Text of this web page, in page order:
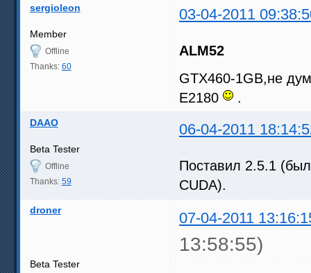
sergioleon 03-04-2011
Member
Offline
Thanks: 60
ALM52
GTX460-1GB,не
E2180
.
DAAO 06-04-2011
Beta Tester
Offline
Thanks: 59
Поставил 2.5.1
CUDA).
droner 07-04-2011
13:58:55)
Beta Tester